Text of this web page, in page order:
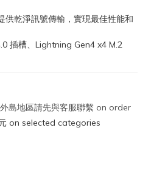
乾淨訊號傳輸，實現最佳性能和
插槽、Lightning Gen4 x4 M.2
島地區請先與客服聯繫 on order
on selected categories